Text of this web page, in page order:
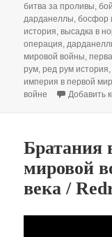
битва за проливы,
дарданеллы,босфор
история,высадка в
операция,
мировой войны,
рум,ред рум история
империя в первой
войне
Добавить
Братания
мировой
века /